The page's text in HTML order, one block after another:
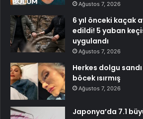
Ağustos 7, 2026
6 yıl önceki kaçak
edildi! 5 yaban
uygulandı
Ağustos 7, 2026
Herkes dolgu
böcek ısırmış
Ağustos 7, 2026
Japonya’da 7.1